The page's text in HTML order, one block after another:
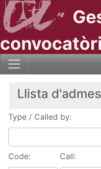
Llista
Type / Called by:
Code: Call: